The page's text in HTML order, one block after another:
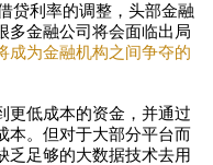
贷利率的调整，头部金融
多金融公司将会面临出局
成为金融机构之间争夺的
更低成本的资金，并通过
本。但对于大部分平台而
乏足够的大数据技术去用